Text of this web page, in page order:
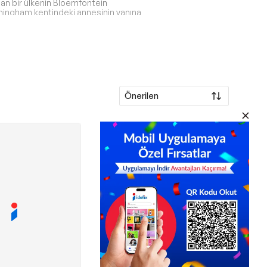
bir ülkenin Bloemfontein
kentindeki annesinin yanına
katkıda bulunan birçok
Dilleri’nden etkilenmiştir.
Kelt ve İskandinav kültürü
birine birer lisan ve hatta bu
sahip insanlara ait çeşitli lehçeler
adları Hobbit eserinde
(Melkian) ve daha birçok yapay dil,
sahiptirler.
bu dillere ait farklı yapıların ve
Önerilen